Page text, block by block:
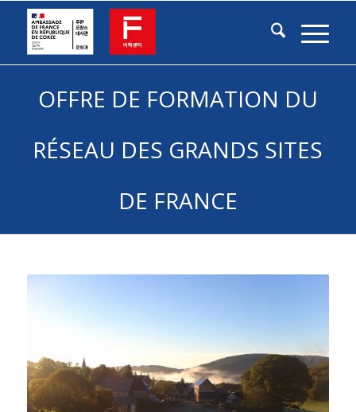
OFFRE DE FORMATION DU
RÉSEAU DES GRANDS SITES
DE FRANCE